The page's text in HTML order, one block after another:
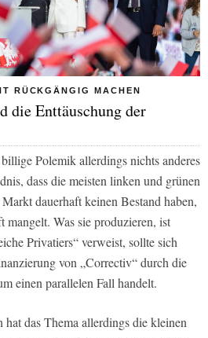
RÜCKGÄNGIG MACHEN
die Enttäuschung der
Polemik allerdings nichts anderes
dass die meisten linken und grünen
dauerhaft keinen Bestand haben,
Was sie produzieren, ist
Privatiers“verweist, sollte sich
von „Correctiv“ durch die
einen parallelen Fall handelt.
das Thema allerdings die kleinen